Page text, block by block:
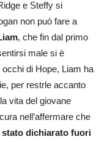
e Steffy si
non può fare a
, che fin dal primo
male si è
di Hope, Liam ha
per restrle accanto
vita del giovane
nell’affermare che
stato dichiarato fuori